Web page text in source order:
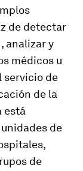
de detectar
analizar y
médicos u
servicio de
de la
está
de
de